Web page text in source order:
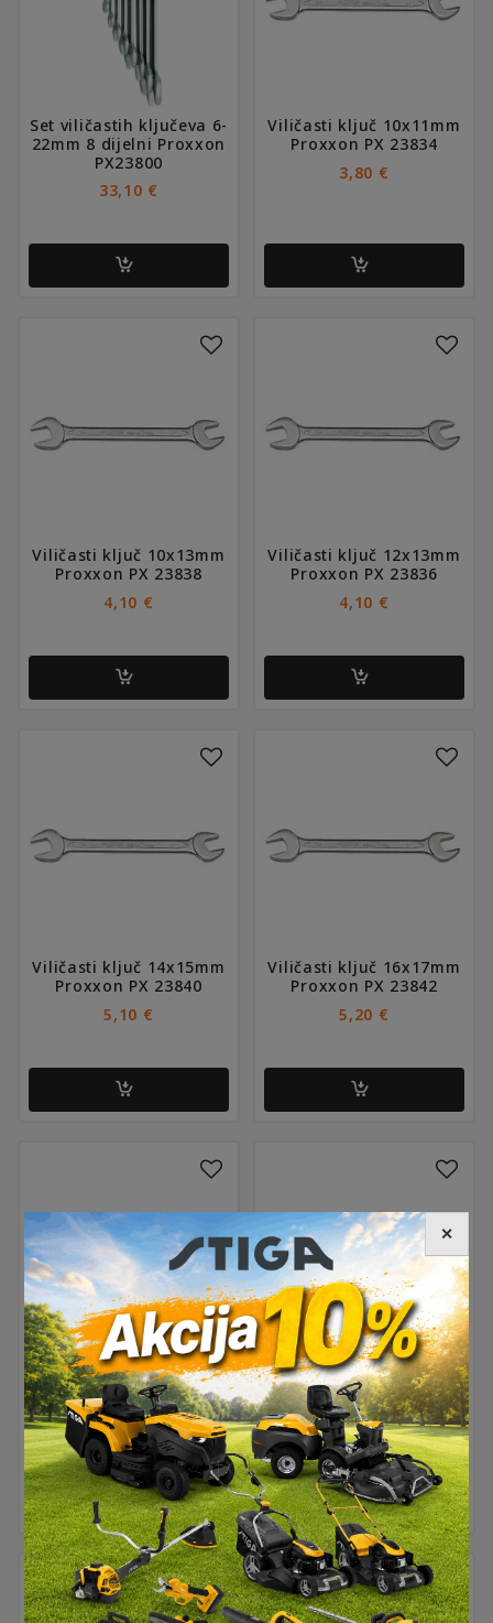
Set viličastih ključeva 6-
22mm 8 dijelni Proxxon
PX23800
33,10 €
Viličasti ključ 10x11mm
Proxxon PX 23834
3,80 €
Viličasti ključ 10x13mm
Proxxon PX 23838
4,10 €
Viličasti ključ 12x13mm
Proxxon PX 23836
4,10 €
Viličasti ključ 14x15mm
Proxxon PX 23840
5,10 €
Viličasti ključ 16x17mm
Proxxon PX 23842
5,20 €
Viličasti ključ 17x19mm
Proxxon PX 23848
6,45€
Viličasti ključ 20x22mm
Proxxon PX 23850
7,10€
✕